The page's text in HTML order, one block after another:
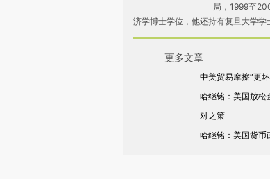
局，1999至
济学博士学位，他还持有复旦大学学
更多文章
中美贸易摩擦“更
哈继铭：美国放松
对之策
哈继铭：美国货币